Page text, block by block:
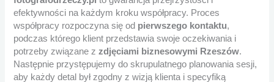
efektywności na każdym kroku współpracy. Proces
współpracy rozpoczyna się od pierwszego kontaktu,
podczas którego klient przedstawia swoje oczekiwania i
potrzeby związane zzdjęciami biznesowymi Rzeszów.
Następnie przystępujemy do skrupulatnego planowania sesji,
aby każdy detal był zgodny z wizją klienta i specyfiką